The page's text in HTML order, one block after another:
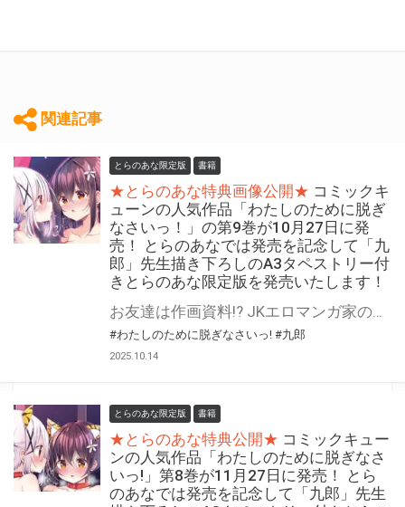
関連記事
とらのあな限定版 書籍
★とらのあな特典画像公開★ コミックキ
ューンの人気作品「わたしのために脱ぎ
なさいっ！」の第9巻が10月27日に発
売！ とらのあなでは発売を記念して「九
郎」先生描き下ろしのA3タペストリー付
きとらのあな限定版を発売いたします！
お友達は作画資料!? JKエロマンガ家の起死回生コメディ! コミックキューンの人気作品 『わたしのために脱ぎなさいっ！』の第9巻が10月27日(月)に発売！ とらのあなでは発売を記念して「A3タペストリー付き」とらのあな限定版を発売いたします。 イラストは「九郎」先生の描き下ろしイラストです！ とらのあな限定版の数は限られていますので是非お早めにお求めください！
#わたしのために脱ぎなさいっ! #九郎
2025.10.14
とらのあな限定版 書籍
★とらのあな特典公開★ コミックキュー
ンの人気作品「わたしのために脱ぎなさ
いっ!」第8巻が11月27日に発売！ とら
のあなでは発売を記念して「九郎」先生